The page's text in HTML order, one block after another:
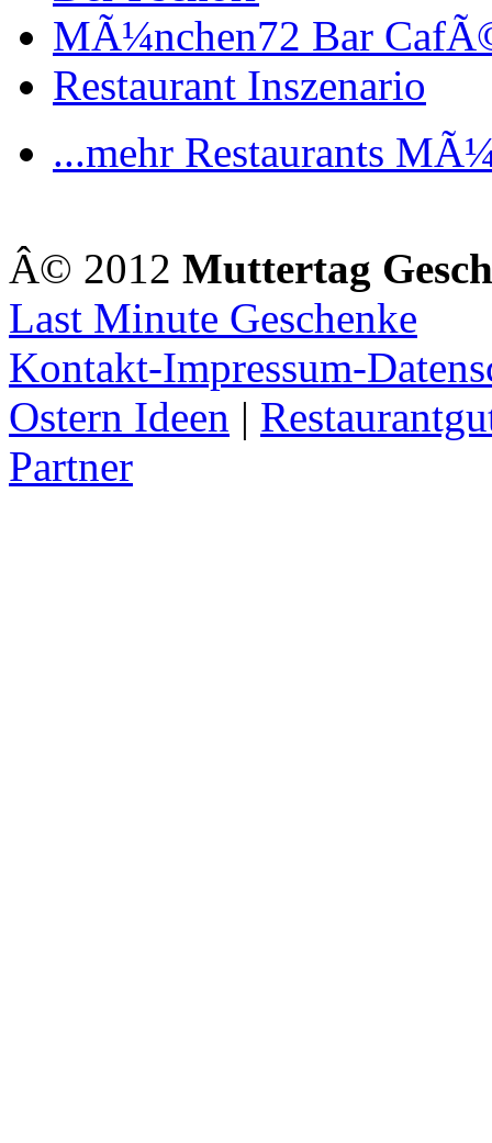
MÃ¼nchen72 Bar
Restaurant Inszenario
...mehr Restaurants
Â© 2012 Muttertag
Last Minute Geschenke
Kontakt-Impressum-
Ostern Ideen |
Partner